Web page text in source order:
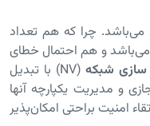
می‌باشد. چرا که هم تعداد
و هم احتمال خطای
شبکه
(NV) با تبدیل
و مدیریت یکپارچه آنها
امنیت براحتی امکان‌پذیر